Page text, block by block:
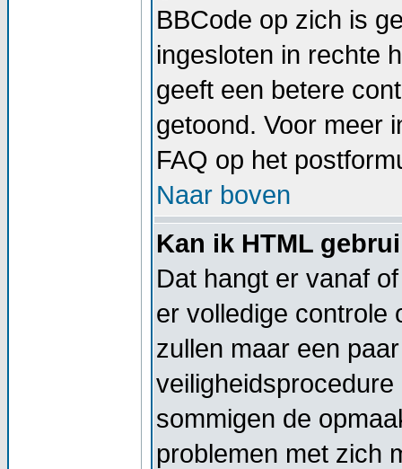
BBCode op zich is
ingesloten in rechte
geeft een betere
getoond. Voor meer
FAQ op het
Naar boven
Kan ik HTML
Dat hangt er vanaf
er volledige controle
zullen maar een
sommigen de
problemen met zich